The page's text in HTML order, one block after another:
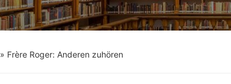
» Frère Roger: Anderen zuhören